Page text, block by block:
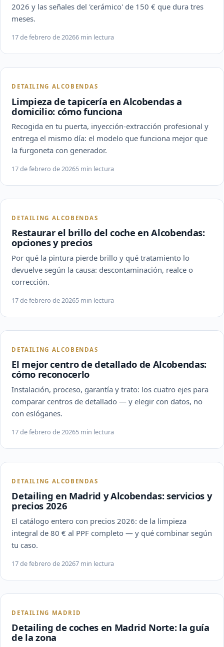
2026 y las señales del 'cerámico' de 150 € que dura tres
meses.
17 de febrero de 20266 min lectura
DETAILING ALCOBENDAS
Limpieza de tapicería en Alcobendas a
domicilio: cómo funciona
Recogida en tu puerta, inyección-extracción profesional y
entrega el mismo día: el modelo que funciona mejor que
la furgoneta con generador.
17 de febrero de 20265 min lectura
DETAILING ALCOBENDAS
Restaurar el brillo del coche en Alcobendas:
opciones y precios
Por qué la pintura pierde brillo y qué tratamiento lo
devuelve según la causa: descontaminación, realce o
corrección.
17 de febrero de 20265 min lectura
DETAILING ALCOBENDAS
El mejor centro de detallado de Alcobendas:
cómo reconocerlo
Instalación, proceso, garantía y trato: los cuatro ejes para
comparar centros de detallado — y elegir con datos, no
con eslóganes.
17 de febrero de 20265 min lectura
DETAILING ALCOBENDAS
Detailing en Madrid y Alcobendas: servicios y
precios 2026
El catálogo entero con precios 2026: de la limpieza
integral de 80 € al PPF completo — y qué combinar según
tu caso.
17 de febrero de 20267 min lectura
DETAILING MADRID
Detailing de coches en Madrid Norte: la guía
de la zona